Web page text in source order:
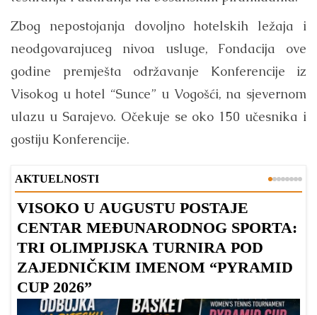
Zbog nepostojanja dovoljno hotelskih ležaja i
neodgovarajuceg nivoa usluge, Fondacija ove
godine premješta održavanje Konferencije iz
Visokog u hotel “Sunce” u Vogošći, na sjevernom
ulazu u Sarajevo. Očekuje se oko 150 učesnika i
gostiju Konferencije.
AKTUELNOSTI
VISOKO U AUGUSTU POSTAJE
CENTAR MEĐUNARODNOG SPORTA:
TRI OLIMPIJSKA TURNIRA POD
ZAJEDNIČKIM IMENOM “PYRAMID
CUP 2026”